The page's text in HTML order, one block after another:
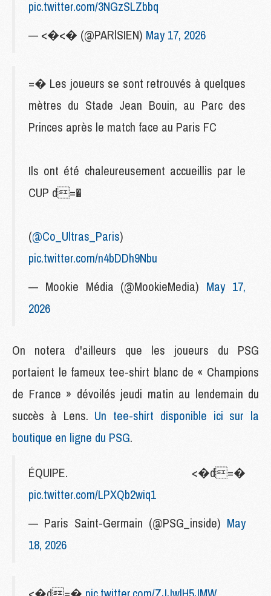
pic.twitter.com/3NGzSLZbbq
— <�<� (@PARlSIEN) May 17, 2026
=� Les joueurs se sont retrouvés à quelques
mètres du Stade Jean Bouin, au Parc des
Princes après le match face au Paris FC
Ils ont été chaleureusement accueillis par le
CUP d=�
(@Co_Ultras_Paris)
pic.twitter.com/n4bDDh9Nbu
— Mookie Média (@MookieMedia) May 17,
2026
On notera d'ailleurs que les joueurs du PSG
portaient le fameux tee-shirt blanc de « Champions
de France » dévoilés jeudi matin au lendemain du
succès à Lens. Un tee-shirt disponible ici sur la
boutique en ligne du PSG.
ÉQUIPE. <�d=�
pic.twitter.com/LPXQb2wiq1
— Paris Saint-Germain (@PSG_inside) May
18, 2026